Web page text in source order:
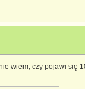
wiem, czy pojawi się